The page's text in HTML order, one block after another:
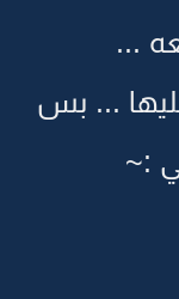
...
... بس
:~